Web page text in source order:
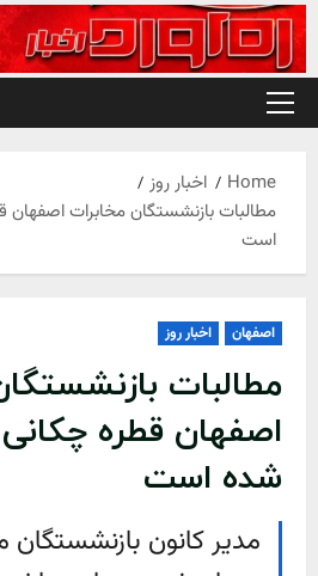
Skip
to
content
Primary
Home
اخبار روز
مطالبات بازنشستگان مخابرات
است
اصفهان اخبار روز
مطالبات
اصفهان قطره
شده است
مدیر کانون